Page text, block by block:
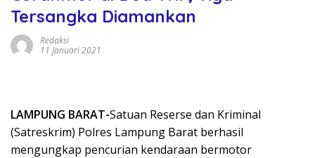
Tersangka Diamankan
Redaksi
11 Januari 2021
LAMPUNG BARAT-Satuan Reserse dan Kriminal
(Satreskrim) Polres Lampung Barat berhasil
mengungkap pencurian kendaraan bermotor